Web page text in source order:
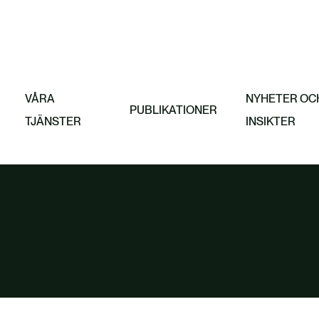
VÅRA
TJÄNSTER
PUBLIKATIONER
NYHETER
INSIKTER